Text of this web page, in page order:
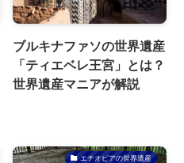
ブルキナファソの世界遺産
「ティエベレ王宮」とは？
世界遺産マニアが解説
エチオピアの世界遺産